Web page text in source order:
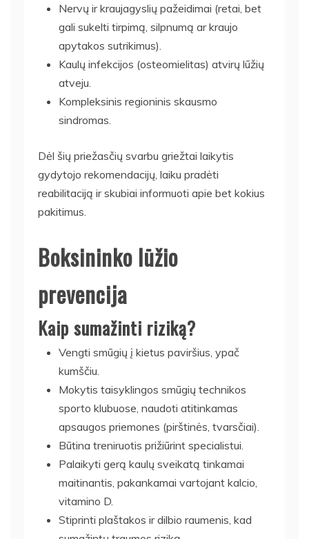
Nervų ir kraujagyslių pažeidimai (retai, bet
gali sukelti tirpimą, silpnumą ar kraujo
apytakos sutrikimus).
Kaulų infekcijos (osteomielitas) atvirų lūžių
atveju.
Kompleksinis regioninis skausmo
sindromas.
Dėl šių priežasčių svarbu griežtai laikytis
gydytojo rekomendacijų, laiku pradėti
reabilitaciją ir skubiai informuoti apie bet kokius
pakitimus.
Boksininko lūžio
prevencija
Kaip sumažinti riziką?
Vengti smūgių į kietus paviršius, ypač
kumščiu.
Mokytis taisyklingos smūgių technikos
sporto klubuose, naudoti atitinkamas
apsaugos priemones (pirštinės, tvarsčiai).
Būtina treniruotis prižiūrint specialistui.
Palaikyti gerą kaulų sveikatą tinkamai
maitinantis, pakankamai vartojant kalcio,
vitamino D.
Stiprinti plaštakos ir dilbio raumenis, kad